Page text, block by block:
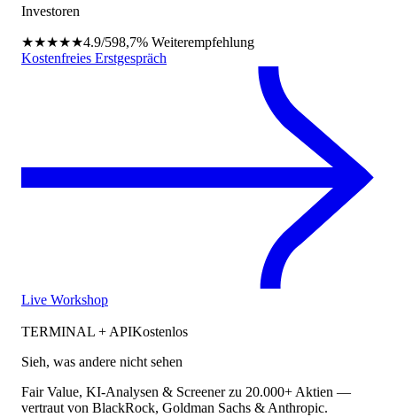
Investoren
★★★★★4.9/598,7% Weiterempfehlung
Kostenfreies Erstgespräch
Live Workshop
TERMINAL + APIKostenlos
Sieh, was andere nicht sehen
Fair Value, KI-Analysen & Screener zu 20.000+ Aktien —
vertraut von BlackRock, Goldman Sachs & Anthropic.